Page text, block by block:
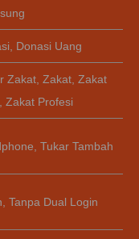
, Donasi Uang
Zakat, Zakat, Zakat
, Zakat Profesi
, Tukar Tambah
, Tanpa Dual Login